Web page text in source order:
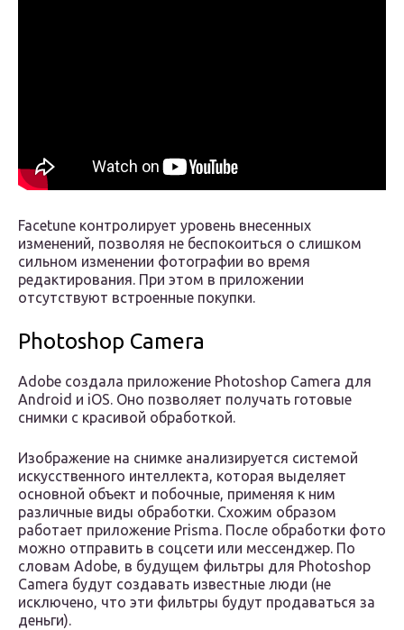
Facetune контролирует уровень внесенных
изменений, позволяя не беспокоиться о слишком
сильном изменении фотографии во время
редактирования. При этом в приложении
отсутствуют встроенные покупки.
Photoshop Camera
Adobe создала приложение Photoshop Camera для
Android и iOS. Оно позволяет получать готовые
снимки с красивой обработкой.
Изображение на снимке анализируется системой
искусственного интеллекта, которая выделяет
основной объект и побочные, применяя к ним
различные виды обработки. Схожим образом
работает приложение Prisma. После обработки фото
можно отправить в соцсети или мессенджер. По
словам Adobe, в будущем фильтры для Photoshop
Camera будут создавать известные люди (не
исключено, что эти фильтры будут продаваться за
деньги).